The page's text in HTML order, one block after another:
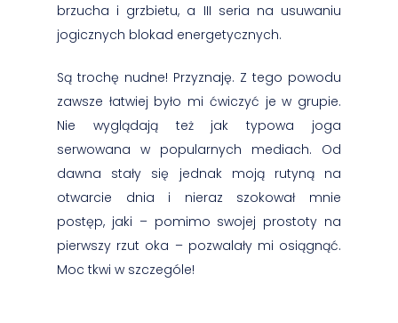
brzucha i grzbietu, a III seria na usuwaniu
jogicznych blokad energetycznych.
Są trochę nudne! Przyznaję. Z tego powodu
zawsze łatwiej było mi ćwiczyć je w grupie.
Nie wyglądają też jak typowa joga
serwowana w popularnych mediach. Od
dawna stały się jednak moją rutyną na
otwarcie dnia i nieraz szokował mnie
postęp, jaki – pomimo swojej prostoty na
pierwszy rzut oka – pozwalały mi osiągnąć.
Moc tkwi w szczególe!